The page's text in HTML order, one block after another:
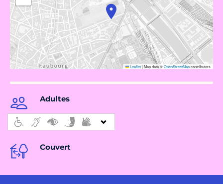
Leaflet|Map data ©OpenStreetMapcontributors
Adultes
Couvert